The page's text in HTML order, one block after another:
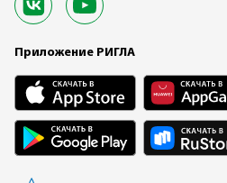
Приложение РИГЛА